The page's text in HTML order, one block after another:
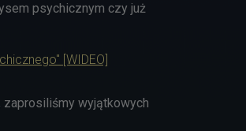
psychicznym czy już
[WIDEO]
wyjątkowych